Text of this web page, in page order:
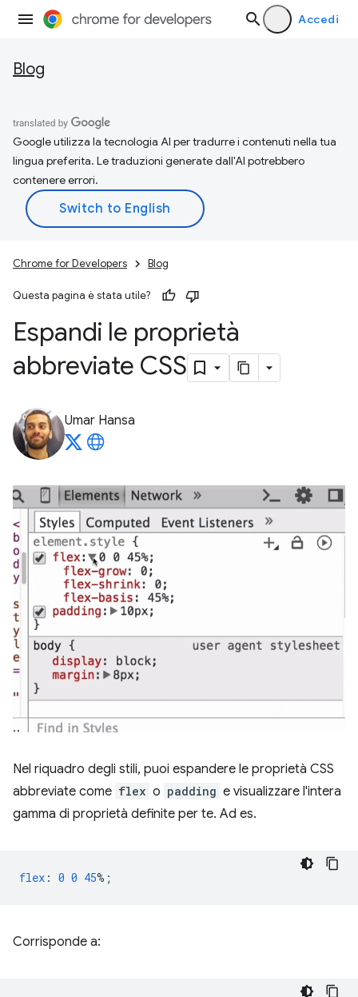
Accedi
Blog
Google utilizza la tecnologia AI per tradurre i contenuti nella tua
lingua preferita. Le traduzioni generate dall'AI potrebbero
contenere errori.
Chrome for Developers Blog
Questa pagina è stata utile?
Espandi le proprietà
abbreviate CSS
Umar Hansa
Nel riquadro degli stili, puoi espandere le proprietà CSS
abbreviate come flex o padding e visualizzare l'intera
gamma di proprietà definite per te. Ad es.
flex : 0 0 45%;
Corrisponde a: